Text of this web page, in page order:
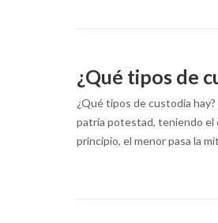
¿Qué tipos de
¿Qué tipos de custodia
patria potestad, teniendo el
principio, el menor pasa la